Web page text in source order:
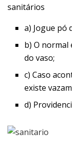
sanitários
a) Jogue pó
b) O normal
do vaso;
c) Caso
existe
d)